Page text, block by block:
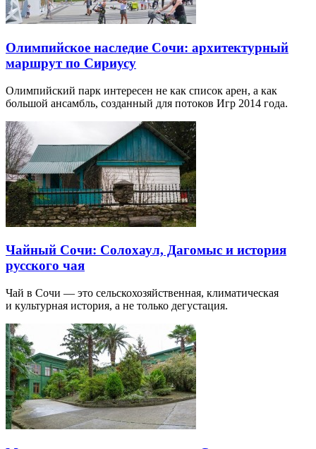
Олимпийское наследие Сочи: архитектурный
маршрут по Сириусу
Олимпийский парк интересен не как список арен, а как
большой ансамбль, созданный для потоков Игр 2014 года.
Чайный Сочи: Солохаул, Дагомыс и история
русского чая
Чай в Сочи — это сельскохозяйственная, климатическая
и культурная история, а не только дегустация.